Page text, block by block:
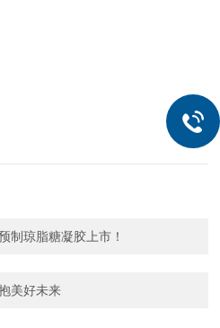
琼脂糖凝胶上市！
美好未来